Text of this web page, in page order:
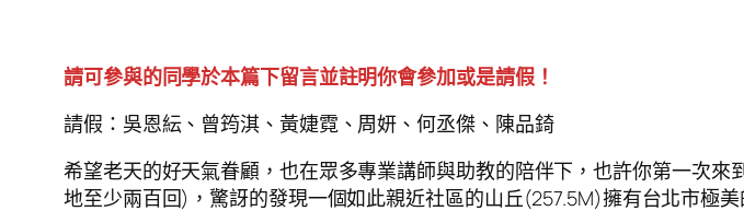
請可參與的同學於本篇下留言並註明你會參加或是請假！
請假：吳恩紜、曾筠淇、黃婕霓、周妍、何丞傑、陳品錡
希望老天的好天氣眷顧，也在眾多專業講師與助教的陪伴下，也許你第一次
地至少兩百回)，驚訝的發現一個如此親近社區的山丘(257.5M)擁有台北市極